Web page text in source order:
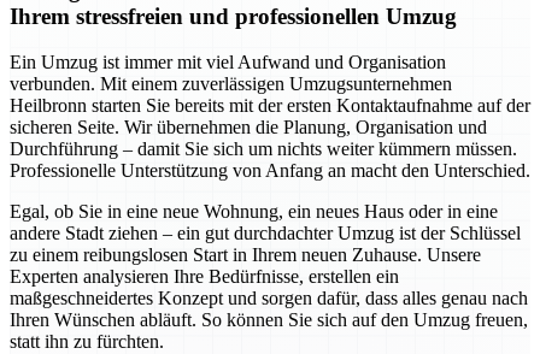
Ihrem stressfreien und professionellen Umzug
Ein Umzug ist immer mit viel Aufwand und Organisation
verbunden. Mit einem zuverlässigen Umzugsunternehmen
Heilbronn starten Sie bereits mit der ersten Kontaktaufnahme auf der
sicheren Seite. Wir übernehmen die Planung, Organisation und
Durchführung – damit Sie sich um nichts weiter kümmern müssen.
Professionelle Unterstützung von Anfang an macht den Unterschied.
Egal, ob Sie in eine neue Wohnung, ein neues Haus oder in eine
andere Stadt ziehen – ein gut durchdachter Umzug ist der Schlüssel
zu einem reibungslosen Start in Ihrem neuen Zuhause. Unsere
Experten analysieren Ihre Bedürfnisse, erstellen ein
maßgeschneidertes Konzept und sorgen dafür, dass alles genau nach
Ihren Wünschen abläuft. So können Sie sich auf den Umzug freuen,
statt ihn zu fürchten.